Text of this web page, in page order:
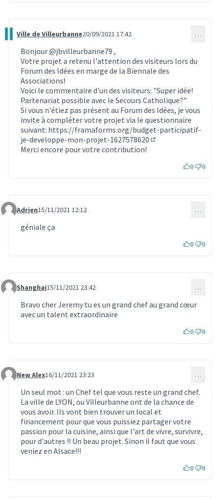
Commentaire 1122
Ville de Villeurbanne20/09/2021 17:42 …
Bonjour@jbvilleurbanne79 ,
Votre projet a retenu l'attention des visiteurs lors du
Forum des Idées en marge de la Biennale des
Associations!
Voici le commentaire d'un des visiteurs: "Super idée!
Partenariat possible avec le Secours Catholique?"
Si vous n'étiez pas présent au Forum des Idées, je vous
invite à compléter votre projet via le questionnaire
suivant: https://framaforms.org/budget-participatif-
je-developpe-mon-projet-1627578620
Merci encore pour votre contribution!
0 0
Commentaire 1146
Adrien15/11/2021 12:12 …
géniale ça
0 0
Commentaire 1153
Shanghai15/11/2021 23:42 …
Bravo cher Jeremy tu es un grand chef au grand cœur
avec un talent extraordinaire
0 0
Commentaire 1157
New Alex16/11/2021 23:23 …
Un seul mot : un Chef tel que vous reste un grand chef.
La ville de LYON, ou Villeurbanne ont de la chance de
vous avoir. Ils vont bien trouver un local et
financement pour que vous puissiez partager votre
passion pour la cuisine, ainsi que l'art de vivre, survivre,
pour d'autres !! Un beau projet. Sinon il faut que vous
veniez en Alsace!!!
0 0